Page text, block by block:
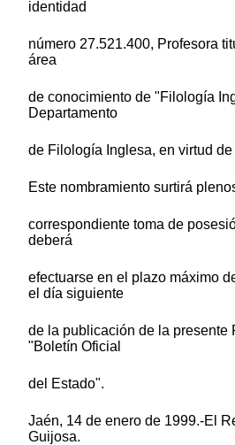
identidad
número 27.521.400, Profesora
área
de conocimiento de "Filología
Departamento
de Filología Inglesa, en virtud
Este nombramiento surtirá
correspondiente toma de
deberá
efectuarse en el plazo máximo
el día siguiente
de la publicación de la presente
"Boletín Oficial
del Estado".
Jaén, 14 de enero de 1999.-El
Guijosa.